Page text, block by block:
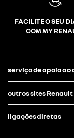
FACILITE O SEU
COM MY
serviço de apoio ao
outros sites Renault
ligações diretas